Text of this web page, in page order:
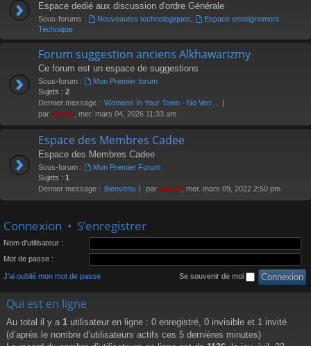
Espace dedié aux discussion d'ordre Générale
Sous-forums : Nouveautes technologiques
Espace enseignement
Technique
Forum suggestion anciens Alkhawarizmy
Ce forum est un espace de suggestions
Sous-forum :
Mon Premier forum
Sujets : 2
Dernier message : Womens In Your Town - No Veri…
par admin , mer. mars 04, 2026 11:33 am
Espace des Membres Cadee
Espace des Membres Cadee
Sous-forum :
Mon Premier Forum
Sujets : 1
Dernier message : Bienvenu par admin , mer. mars 09, 2022 2:50 pm
Connexion • S’enregistrer
Nom d’utilisateur :
Mot de passe :
J’ai oublié mon mot de passe Se souvenir de moi
Qui est en ligne
Au total il y a 1 utilisateur en ligne : 0 enregistré, 0 invisible et 1 invité
(d’après le nombre d’utilisateurs actifs ces 5 dernières minutes)